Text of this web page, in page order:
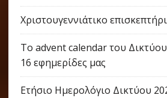
Χριστουγεννιάτικο
Το advent calendar του Δικτύου
16 εφημερίδες μας
Ετήσιο Ημερολόγιο Δικτύου